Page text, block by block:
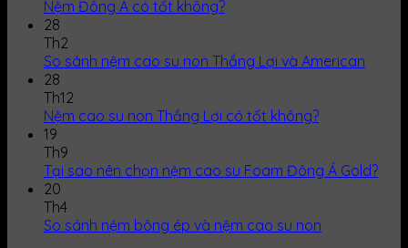
Nệm Đông Á có tốt không?
28
Th2
So sánh nệm cao su non Thắng Lợi và American
28
Th12
Nệm cao su non Thắng Lợi có tốt không?
19
Th9
Tại sao nên chọn nệm cao su Foam Đông Á Gold?
20
Th4
So sánh nệm bông ép và nệm cao su non